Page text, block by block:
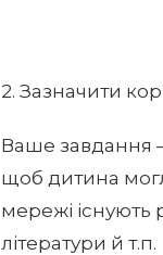
2. Зазначити
Ваше завдання
щоб дитина
мережі існують
літератури й т.п.